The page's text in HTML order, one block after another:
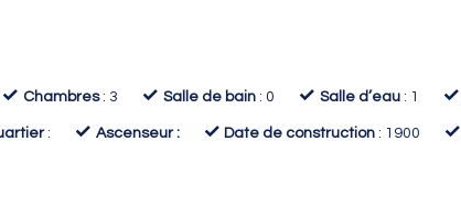
✓ Chambres: 3 ✓ Salle de bain : 0 ✓ Salle d’eau : 1 ✓
: ✓ Ascenseur : ✓ Date de construction : 1900 ✓